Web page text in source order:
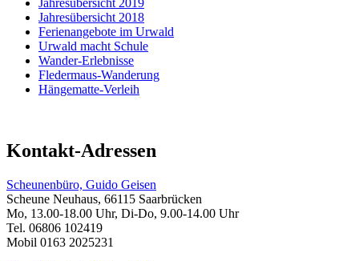
Jahresübersicht 2018
Ferienangebote im Urwald
Urwald macht Schule
Wander-Erlebnisse
Fledermaus-Wanderung
Hängematte-Verleih
Kontakt-Adressen
Scheunenbüro, Guido Geisen
Scheune Neuhaus, 66115 Saarbrücken
Mo, 13.00-18.00 Uhr, Di-Do, 9.00-14.00 Uhr
Tel. 06806 102419
Mobil 0163 2025231